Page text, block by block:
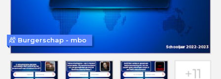
Burgerschap - mbo